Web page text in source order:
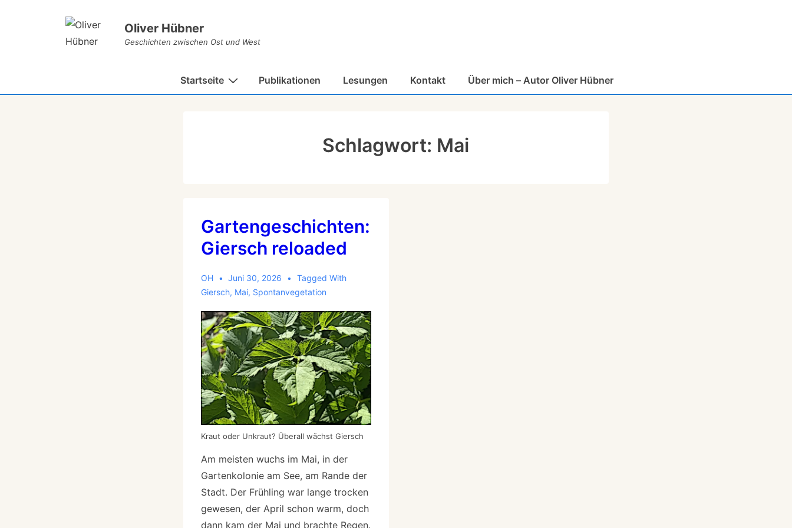
Oliver Hübner
Geschichten zwischen Ost und West
Startseite Publikationen Lesungen Kontakt Über mich – Autor Oliver Hübner
Schlagwort: Mai
Gartengeschichten:
Giersch reloaded
OH Juni 30, 2026
Tagged With
Giersch, Mai, Spontanvegetation
Kraut oder Unkraut? Überall wächst Giersch
Am meisten wuchs im Mai, in der
Gartenkolonie am See, am Rande der
Stadt. Der Frühling war lange trocken
gewesen, der April schon warm, doch
dann kam der Mai und brachte Regen.